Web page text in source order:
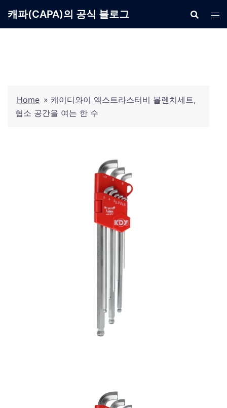
캐파(CAPA)의 공식 블로그
Home » 케이디와이 엑스트라스터비 볼렌치세트,
협소 공간을 여는 한 수